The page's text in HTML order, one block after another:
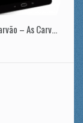
Vidas de Carvão – As Carvoeiras do Pinhal do Rei